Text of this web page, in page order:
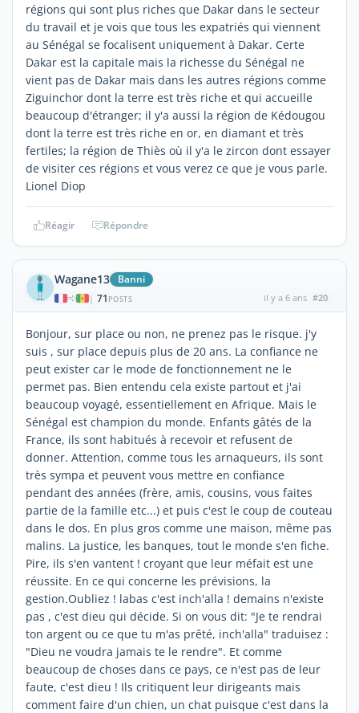
régions qui sont plus riches que Dakar dans le secteur
du travail et je vois que tous les expatriés qui viennent
au Sénégal se focalisent uniquement à Dakar. Certe
Dakar est la capitale mais la richesse du Sénégal ne
vient pas de Dakar mais dans les autres régions comme
Ziguinchor dont la terre est très riche et qui accueille
beaucoup d'étranger; il y'a aussi la région de Kédougou
dont la terre est très riche en or, en diamant et très
fertiles; la région de Thiès où il y'a le zircon dont essayer
de visiter ces régions et vous verez ce que je vous parle.
Lionel Diop
Réagir Répondre
Wagane13 Banni
| 71 POSTS il y a 6 ans #20
Bonjour, sur place ou non, ne prenez pas le risque. j'y
suis , sur place depuis plus de 20 ans. La confiance ne
peut exister car le mode de fonctionnement ne le
permet pas. Bien entendu cela existe partout et j'ai
beaucoup voyagé, essentiellement en Afrique. Mais le
Sénégal est champion du monde. Enfants gâtés de la
France, ils sont habitués à recevoir et refusent de
donner. Attention, comme tous les arnaqueurs, ils sont
très sympa et peuvent vous mettre en confiance
pendant des années (frère, amis, cousins, vous faites
partie de la famille etc...) et puis c'est le coup de couteau
dans le dos. En plus gros comme une maison, même pas
malins. La justice, les banques, tout le monde s'en fiche.
Pire, ils s'en vantent ! croyant que leur méfait est une
réussite. En ce qui concerne les prévisions, la
gestion.Oubliez ! labas c'est inch'alla ! demains n'existe
pas , c'est dieu qui décide. Si on vous dit: "Je te rendrai
ton argent ou ce que tu m'as prêté, inch'alla" traduisez :
"Dieu ne voudra jamais te le rendre". Et comme
beaucoup de choses dans ce pays, ce n'est pas de leur
faute, c'est dieu ! Ils critiquent leur dirigeants mais
comment faire d'un chien, un chat puisque c'est dans la